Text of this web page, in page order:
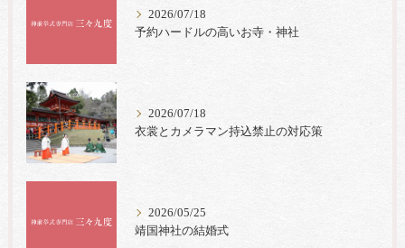
2026/07/18
予約ハードルの高いお寺・神社
2026/07/18
衣裳とカメラマン持込禁止の対応策
2026/05/25
靖国神社の結婚式